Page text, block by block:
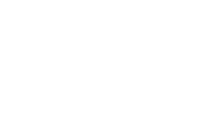
папері 300 гр/м.кв. Зшивання багатосторінкових
шаблонами можна дізнатися тут